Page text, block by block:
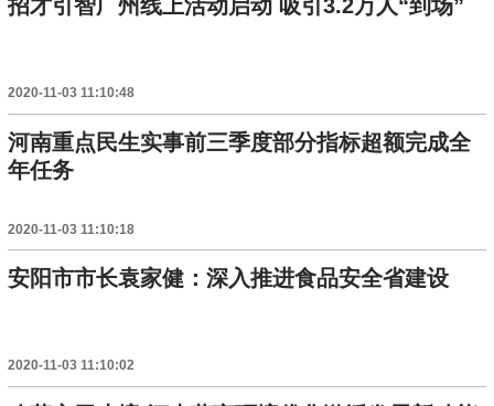
招才引智广州线上活动启动 吸引3.2万人“到场”
2020-11-03 11:10:48
河南重点民生实事前三季度部分指标超额完成全
年任务
2020-11-03 11:10:18
安阳市市长袁家健：深入推进食品安全省建设
2020-11-03 11:10:02